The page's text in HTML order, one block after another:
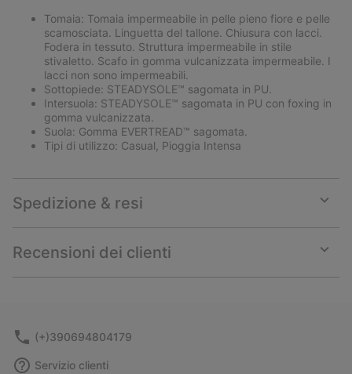
Tomaia: Tomaia impermeabile in pelle pieno fiore e pelle
scamosciata. Linguetta del tallone. Chiusura con lacci.
Fodera in tessuto. Struttura impermeabile in stile
stivaletto. Scafo in gomma vulcanizzata impermeabile. I
lacci non sono impermeabili.
Sottopiede: STEADYSOLE™ sagomata in PU.
Intersuola: STEADYSOLE™ sagomata in PU con foxing in
gomma vulcanizzata.
Suola: Gomma EVERTREAD™ sagomata.
Tipi di utilizzo: Casual, Pioggia Intensa
Spedizione & resi
or
Recensioni dei clienti
or
(+)390694804179
Servizio clienti